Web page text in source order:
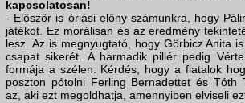
kapcsolatosan!
- Először is óriási előny számunkra, hogy
játékot. Ez morálisan és az eredmény
lesz. Az is megnyugtató, hogy Görbicz Anita
csapat sikerét. A harmadik pillér pedig
formája a szélen. Kérdés, hogy a fiatalok
poszton pótolni Ferling Bernadettet és Tóth
az, aki ezt megoldhatja, amennyiben elviseli